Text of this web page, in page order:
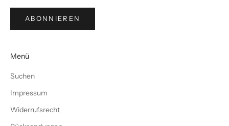
ABONNIEREN
Menü
Suchen
Impressum
Widerrufsrecht